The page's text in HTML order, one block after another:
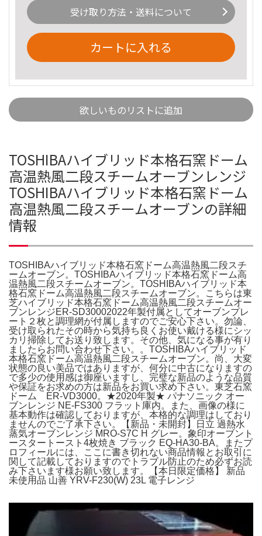
受け取り方法・送料について
カートに入れる
欲しいものリストに追加
TOSHIBAハイブリッド本格石窯ドーム
高温熱風二段スチームオーブンレンジ
TOSHIBAハイブリッド本格石窯ドーム
高温熱風二段スチームオーブンの詳細
情報
TOSHIBAハイブリッド本格石窯ドーム高温熱風二段スチ
ームオーブン。TOSHIBAハイブリッド本格石窯ドーム高
温熱風二段スチームオーブン。TOSHIBAハイブリッド本
格石窯ドーム高温熱風二段スチームオーブン。こちらは東
芝ハイブリッド本格石窯ドーム高温熱風二段スチームオー
ブンレンジER-SD30002022年製付属としてオーブンプレ
ート２枚と調理網が付属しますのでご安心下さい。勿論、
受け取られたその時から気持ち良くお使い戴ける様にシッ
カリ掃除してお送り致します。その他、気になる事が有り
ましたらお問い合わせ下さい。。TOSHIBAハイブリッド
本格石窯ドーム高温熱風二段スチームオーブン。尚、大変
状態の良い美品ではありますが、何分に中古になりますの
で多少の使用感は御座いますし、完璧な新品のような品質
や保証をお求めの方は新品をお買い求め下さい。東芝石窯
ドーム ER-VD3000。★2020年製★ パナソニック オー
ブンレンジ NE-FS300 フラット庫内。また、画像の様に
基本動作は確認しておりますが、本格的な調理はしており
ませんのでご了承下さい。【新品・未開封】日立 過熱水
蒸気オーブンレンジ MRO-S7C H グレー。象印オーブント
ースタートースト4枚焼き ブラック EQ-HA30-BA。またプ
ロフィールには、ここに書き切れない商品情報とお取引に
関して記載しておりますのでトラブル防止のため必ずお読
み下さいます様お願い致します。【本日限定価格】 新品
未使用品 山善 YRV-F230(W) 23L 電子レンジ